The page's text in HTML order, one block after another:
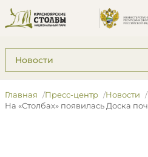
Подразделы: Пресс-центр
Главная Пресс-центр
Новости
​На «Столбах» появилась Доска